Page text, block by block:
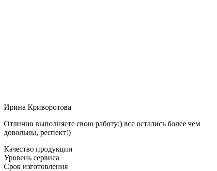
Ирина Криворотова
Отлично выполняете свою работу:) все остались более чем
довольны, респект!)
Качество продукции
Уровень сервиса
Срок изготовления